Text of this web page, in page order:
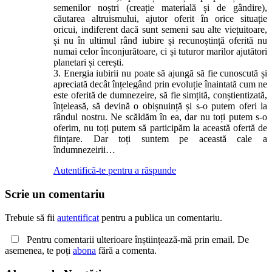
semenilor noștri (creație materială și de gândire),
căutarea altruismului, ajutor oferit în orice situație
oricui, indiferent dacă sunt semeni sau alte viețuitoare,
și nu în ultimul rând iubire și recunoștință oferită nu
numai celor înconjurătoare, ci și tuturor marilor ajutători
planetari și cerești.
3. Energia iubirii nu poate să ajungă să fie cunoscută și
apreciată decât înțelegând prin evoluție înaintată cum ne
este oferită de dumnezeire, să fie simțită, conștientizată,
înțeleasă, să devină o obișnuință și s-o putem oferi la
rândul nostru. Ne scăldăm în ea, dar nu toți putem s-o
oferim, nu toți putem să participăm la această ofertă de
ființare. Dar toți suntem pe această cale a
îndumnezeirii…
Autentifică-te pentru a răspunde
Scrie un comentariu
Trebuie să fii autentificat pentru a publica un comentariu.
Pentru comentarii ulterioare înștiințează-mă prin email. De
asemenea, te poți abona fără a comenta.